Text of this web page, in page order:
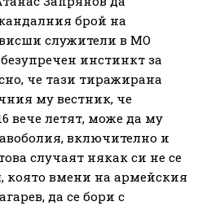
брой на
висши служители в МО
инстинкт за
че тази тиражирана
му вестник, че
вече летят, може да му
включително и
случаят някак си не се
която вмени на армейския
да се бори с